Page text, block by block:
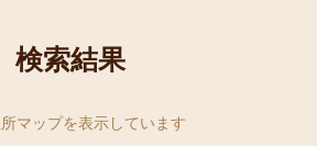
検索結果
マップを表示しています